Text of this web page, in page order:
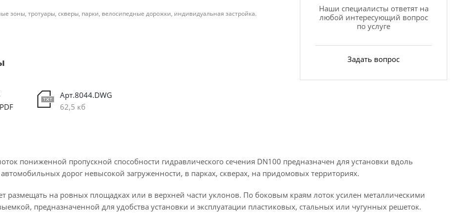
зоны, тротуары, скверы, парки, велосипедные дорожки, индивидуальная застройка.
Арт.8044.DWG
62,5 кб
Наши специалисты ответят на
любой интересующий вопрос
по услуге
Задать вопрос
пониженной пропускной способности гидравлического сечения DN100 предназначен для установки вдоль
дорог невысокой загруженности, в парках, скверах, на придомовых территориях.
размещать на ровных площадках или в верхней части уклонов. По боковым краям лоток усилен металлическими
предназначенной для удобства установки и эксплуатации пластиковых, стальных или чугунных решеток.